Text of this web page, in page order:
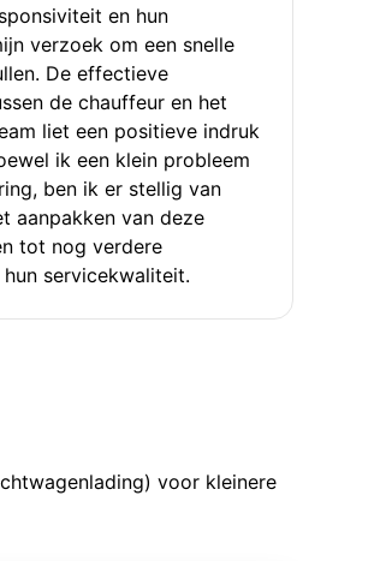
en hun
verzoek om een snelle
De effectieve
de chauffeur en het
liet een positieve indruk
ik een klein probleem
ben ik er stellig van
aanpakken van deze
tot nog verdere
servicekwaliteit.
voor kleinere